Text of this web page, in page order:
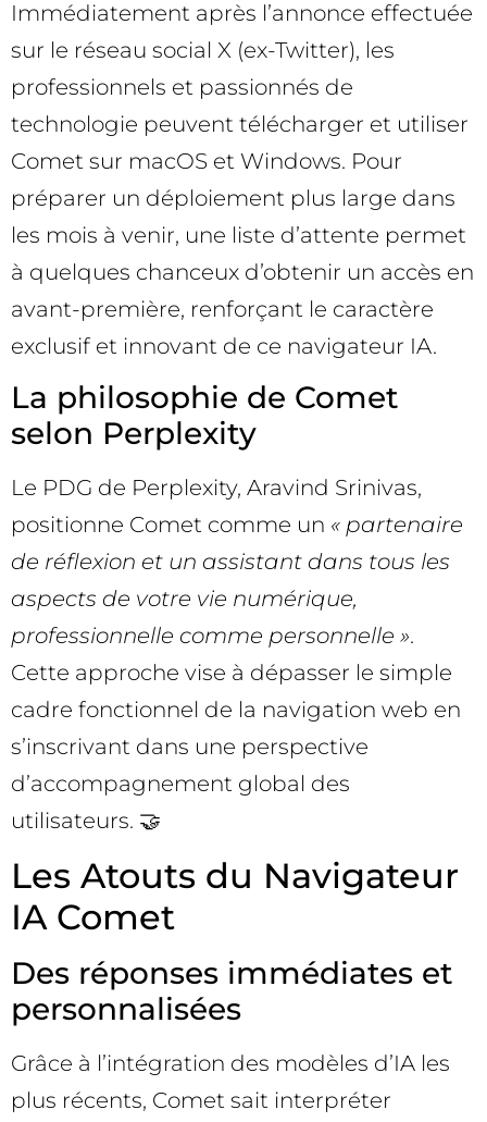
Immédiatement après l’annonce effectuée
sur le réseau social X (ex-Twitter), les
professionnels et passionnés de
technologie peuvent télécharger et utiliser
Comet sur macOS et Windows. Pour
préparer un déploiement plus large dans
les mois à venir, une liste d’attente permet
à quelques chanceux d’obtenir un accès en
avant-première, renforçant le caractère
exclusif et innovant de ce navigateur IA.
La philosophie de Comet
selon Perplexity
Le PDG de Perplexity, Aravind Srinivas,
positionne Comet comme un « partenaire
de réflexion et un assistant dans tous les
aspects de votre vie numérique,
professionnelle comme personnelle ».
Cette approche vise à dépasser le simple
cadre fonctionnel de la navigation web en
s’inscrivant dans une perspective
d’accompagnement global des
utilisateurs. 🤝
Les Atouts du Navigateur
IA Comet
Des réponses immédiates et
personnalisées
Grâce à l’intégration des modèles d’IA les
plus récents, Comet sait interpréter